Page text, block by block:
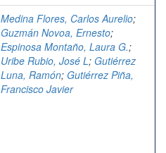
Medina Flores, Carlos Aurelio;
Guzmán Novoa, Ernesto;
Espinosa Montaño, Laura G.;
Uribe Rubio, José L; Gutiérrez
Luna, Ramón; Gutiérrez Piña,
Francisco Javier